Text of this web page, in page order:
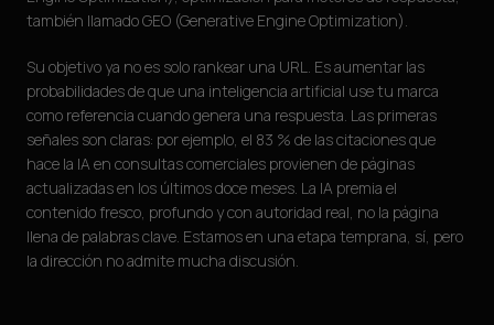
también llamado GEO (Generative Engine Optimization).
Su objetivo ya no es solo rankear una URL. Es aumentar las
probabilidades de que una inteligencia artificial use tu marca
como referencia cuando genera una respuesta. Las primeras
señales son claras: por ejemplo, el 83 % de las citaciones que
hace la IA en consultas comerciales provienen de páginas
actualizadas en los últimos doce meses. La IA premia el
contenido fresco, profundo y con autoridad real, no la página
llena de palabras clave. Estamos en una etapa temprana, sí, pero
la dirección no admite mucha discusión.